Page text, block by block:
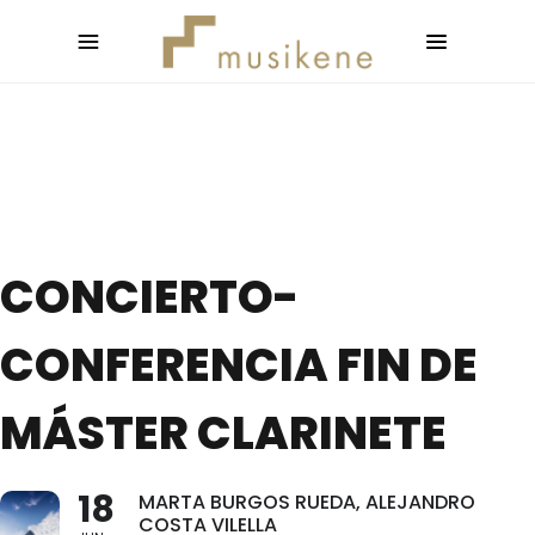
CONCIERTO-
CONFERENCIA FIN DE
MÁSTER CLARINETE
18
MARTA BURGOS RUEDA, ALEJANDRO
COSTA VILELLA